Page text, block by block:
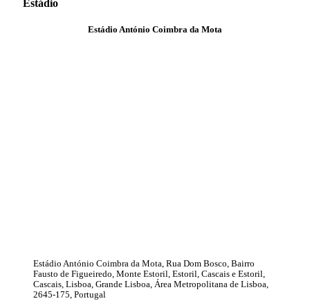
Estádio
Estádio António Coimbra da Mota
Estádio António Coimbra da Mota, Rua Dom Bosco, Bairro
Fausto de Figueiredo, Monte Estoril, Estoril, Cascais e Estoril,
Cascais, Lisboa, Grande Lisboa, Área Metropolitana de Lisboa,
2645-175, Portugal